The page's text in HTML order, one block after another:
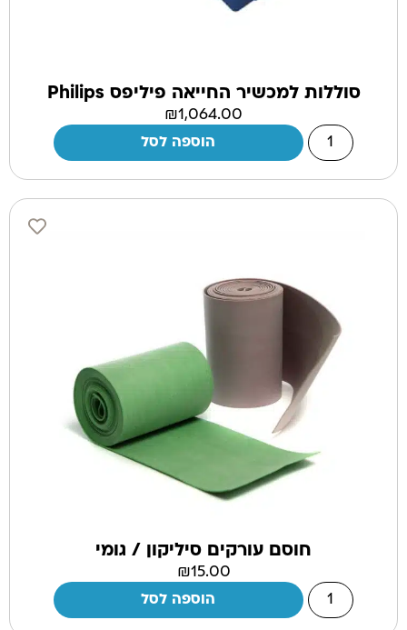
סוללות למכשיר החייאה פיליפס Philips
₪1,064.00
הוספה לסל
חוסם עורקים סיליקון / גומי
₪15.00
הוספה לסל